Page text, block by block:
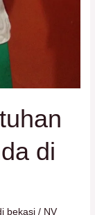
di
bekasi / NV